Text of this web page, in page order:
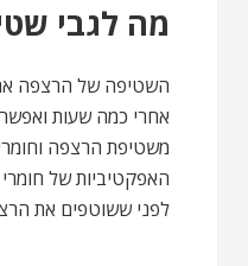
מה לגבי
השטיפה של הרצפה
אחרי כמה שעות
משטיפת הרצפה
האפקטיביות של
לפני ששוטפים את